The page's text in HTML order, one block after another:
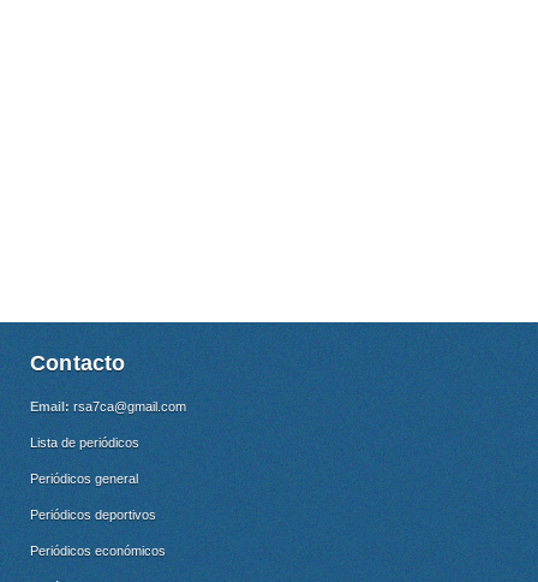
Contacto
Email: rsa7ca@gmail.com
Lista de periódicos
Periódicos general
Periódicos deportivos
Periódicos económicos